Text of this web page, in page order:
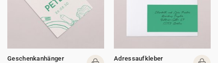
Geschenkanhänger
Adressaufkleber